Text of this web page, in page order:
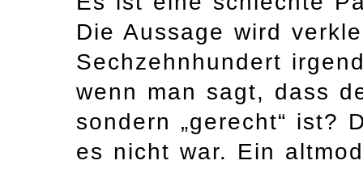
Die Aussage wird
Sechzehnhundert
wenn man sagt, dass
sondern „gerecht“ ist?
es nicht war. Ein